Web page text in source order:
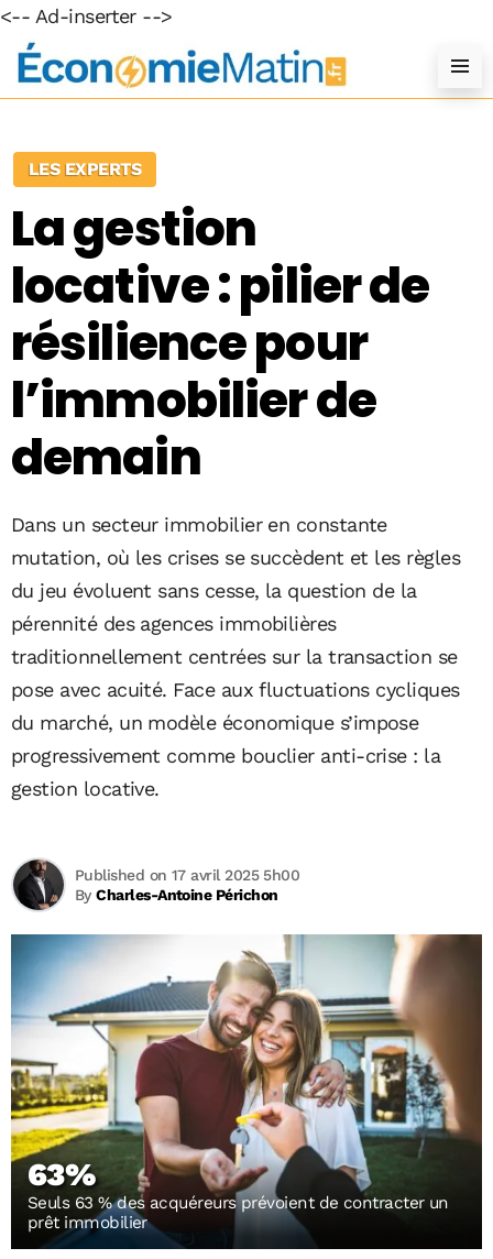
<-- Ad-inserter -->
LES EXPERTS
La gestion
locative : pilier de
résilience pour
l’immobilier de
demain
Dans un secteur immobilier en constante
mutation, où les crises se succèdent et les règles
du jeu évoluent sans cesse, la question de la
pérennité des agences immobilières
traditionnellement centrées sur la transaction se
pose avec acuité. Face aux fluctuations cycliques
du marché, un modèle économique s’impose
progressivement comme bouclier anti-crise : la
gestion locative.
ByCharles-Antoine Périchon
Published on 17 avril 2025 5h00
63%
Seuls 63 % des acquéreurs prévoient de contracter un
prêt immobilier